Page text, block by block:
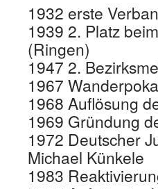
1932 erste
1939 2. Platz
(Ringen)
1947 2.
1967
1968 Auflösung
1969 Gründung
1972 Deutscher
Michael Künkele
1983